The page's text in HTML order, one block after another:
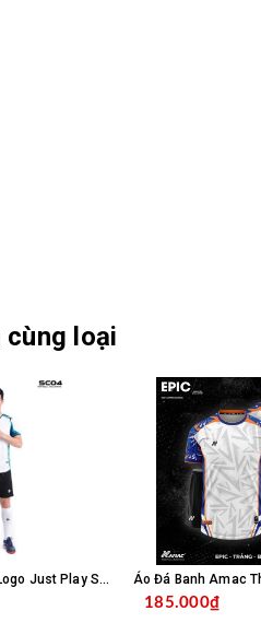
cùng loại
Áo Đá Banh Không Logo Just Play SC04 - Trắng
185.000₫